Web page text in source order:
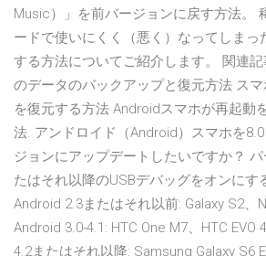
Music）」を前バージョンに戻す方法。
ードで使いにくく（悪く）なってしまっ
する方法についてご紹介します。 関連
のデータのバックアップと復元方法 ス
を復元する方法 Androidスマホが再起動
法. アンドロイド（Android）スマホを
ジョンにアップデートしたいですか？
たはそれ以降のUSBデバッグをオンにす
Android 2.3またはそれ以前: Galaxy S2、
Android 3.0-4.1: HTC One M7、HTC EVO
4.2またはそれ以降: Samsung Galaxy S6